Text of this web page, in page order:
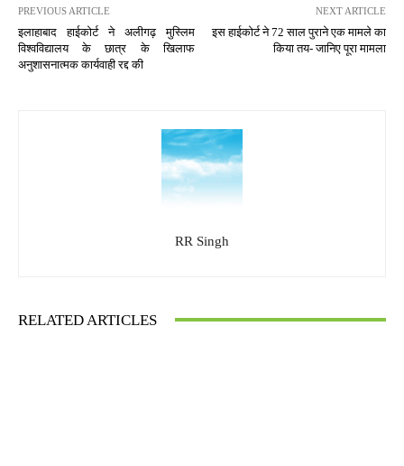
PREVIOUS ARTICLE
इलाहाबाद हाईकोर्ट ने अलीगढ़ मुस्लिम
विश्वविद्यालय के छात्र के खिलाफ
अनुशासनात्मक कार्यवाही रद्द की
NEXT ARTICLE
इस हाईकोर्ट ने 72 साल पुराने एक मामले का
किया तय- जानिए पूरा मामला
RR Singh
RELATED ARTICLES